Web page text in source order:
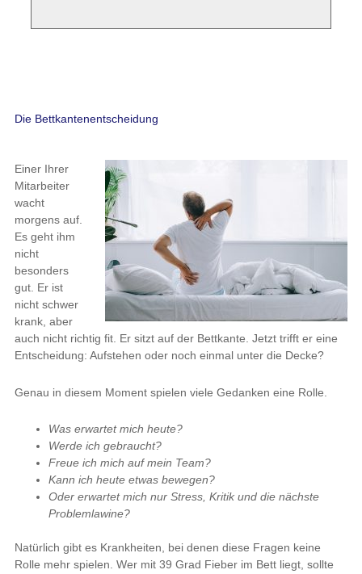
Die Bettkantenentscheidung
Einer Ihrer
Mitarbeiter
wacht
morgens auf.
Es geht ihm
nicht
besonders
gut. Er ist
nicht schwer
krank, aber
auch nicht richtig fit. Er sitzt auf der Bettkante. Jetzt trifft er eine
Entscheidung: Aufstehen oder noch einmal unter die Decke?
Genau in diesem Moment spielen viele Gedanken eine Rolle.
Was erwartet mich heute?
Werde ich gebraucht?
Freue ich mich auf mein Team?
Kann ich heute etwas bewegen?
Oder erwartet mich nur Stress, Kritik und die nächste
Problemlawine?
Natürlich gibt es Krankheiten, bei denen diese Fragen keine
Rolle mehr spielen. Wer mit 39 Grad Fieber im Bett liegt, sollte